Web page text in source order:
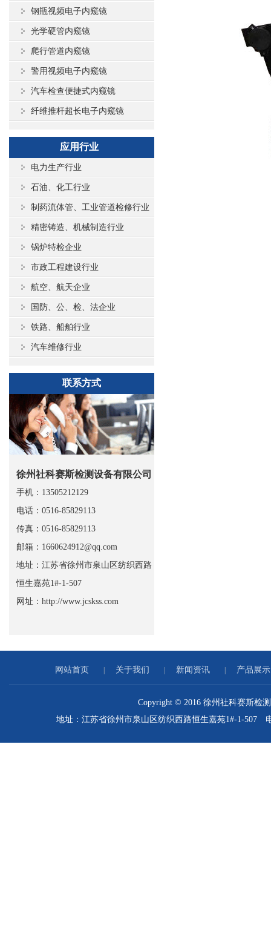
钢瓶视频电子内窥镜
光学硬管内窥镜
爬行管道内窥镜
警用视频电子内窥镜
汽车检查便捷式内窥镜
纤维推杆超长电子内窥镜
应用行业
电力生产行业
石油、化工行业
制药流体管、工业管道检修行业
精密铸造、机械制造行业
锅炉特检企业
市政工程建设行业
航空、航天企业
国防、公、检、法企业
铁路、船舶行业
汽车维修行业
联系方式
徐州社科赛斯检测设备有限公司
手机：13505212129
电话：0516-85829113
传真：0516-85829113
邮箱：1660624912@qq.com
地址：江苏省徐州市泉山区纺织西路
恒生嘉苑1#-1-507
网址： http://www.jcskss.com
网站首页 关于我们 新闻资讯 产品展示
Copyright © 2016 徐州社科赛斯检
地址：江苏省徐州市泉山区纺织西路恒生嘉苑1#-1-507